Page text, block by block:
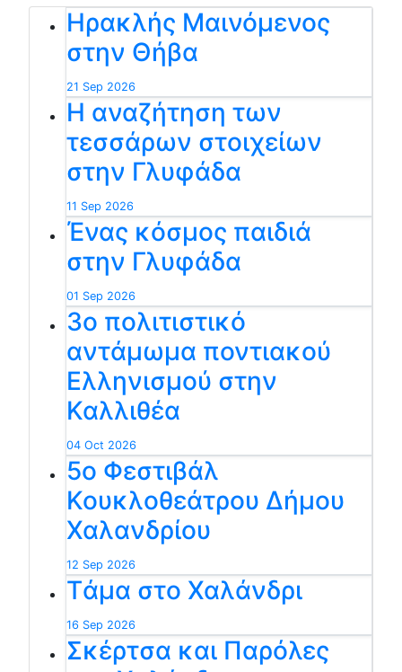
Ηρακλής Μαινόμενος
στην Θήβα
21 Sep 2026
Η αναζήτηση των
τεσσάρων στοιχείων
στην Γλυφάδα
11 Sep 2026
Ένας κόσμος παιδιά
στην Γλυφάδα
01 Sep 2026
3ο πολιτιστικό
αντάμωμα ποντιακού
Ελληνισμού στην
Καλλιθέα
04 Oct 2026
5ο Φεστιβάλ
Κουκλοθεάτρου Δήμου
Χαλανδρίου
12 Sep 2026
Tάμα στο Χαλάνδρι
16 Sep 2026
Σκέρτσα και Παρόλες